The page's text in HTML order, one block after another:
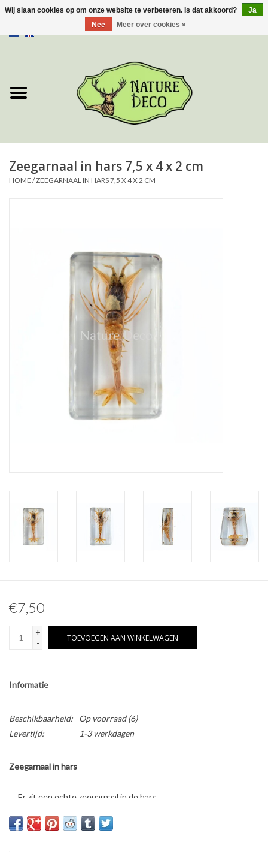
Over ons
Nieuw
Prepareerbenodigdheden
Hoorns & Geweien
Zeegarnaal in hars 7,5 x 4 x 2 cm
HOME /ZEEGARNAAL IN HARS 7,5 X 4 X 2 CM
€7,50
+
-
TOEVOEGEN AAN WINKELWAGEN
Informatie
Beschikbaarheid: Op voorraad(6)
Levertijd:
1-3 werkdagen
Zeegarnaal in hars
Er zit een echte zeegarnaal in de hars.
Afmetingen: 7,5 x 4 x 2 cm
.
Wij slaan cookies op om onze website te verbeteren. Is dat akkoord?
Ja
Nee
Meer over cookies »